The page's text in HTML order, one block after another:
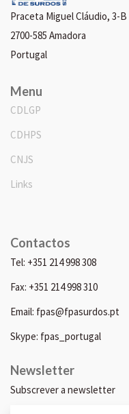
Praceta Miguel Cláudio, 3-B
2700-585 Amadora
Portugal
Menu
CDLGP
CDHPS
CNJS
Links
Contactos
Tel: +351 214 998 308
Fax: +351 214 998 310
Email: fpas@fpasurdos.pt
Skype: fpas_portugal
Newsletter
Subscrever a newsletter